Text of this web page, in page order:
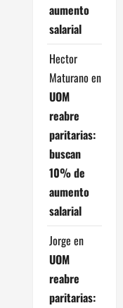
aumento
salarial
Hector
Maturano en
UOM
reabre
paritarias:
buscan
10% de
aumento
salarial
Jorge en
UOM
reabre
paritarias: